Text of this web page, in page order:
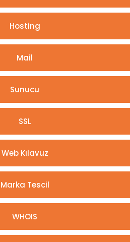
Hosting
Mail
Sunucu
SSL
Web Kılavuz
Marka Tescil
WHOIS